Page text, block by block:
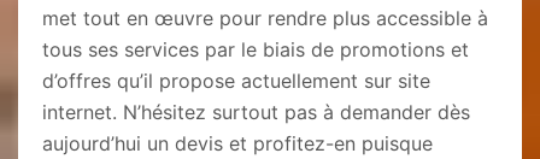
met tout en œuvre pour rendre plus accessible à
tous ses services par le biais de promotions et
d’offres qu’il propose actuellement sur site
internet. N’hésitez surtout pas à demander dès
aujourd’hui un devis et profitez-en puisque